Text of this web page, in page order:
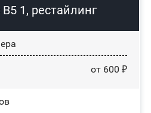
1, рестайлинг
от 600 ₽